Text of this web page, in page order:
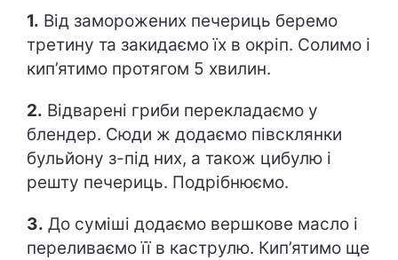
1. Від заморожених печериць беремо
третину та закидаємо їх в окріп. Солимо і
кип’ятимо протягом 5 хвилин.
2. Відварені гриби перекладаємо у
блендер. Сюди ж додаємо півсклянки
бульйону з-під них, а також цибулю і
решту печериць. Подрібнюємо.
3. До суміші додаємо вершкове масло і
переливаємо її в каструлю. Кип’ятимо ще